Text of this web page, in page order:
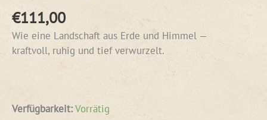
€111,00
Wie eine Landschaft aus Erde und Himmel —
kraftvoll, ruhig und tief verwurzelt.
Verfügbarkeit:Vorrätig